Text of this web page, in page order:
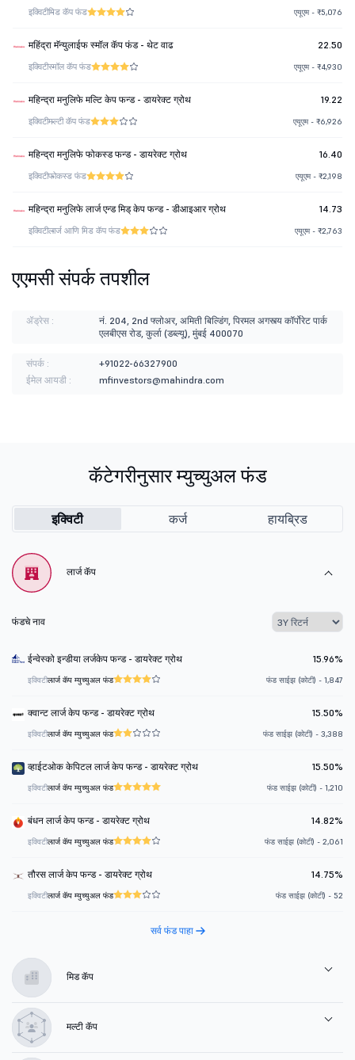
इक्विटीमिड कॅप फंड एयूएम - ₹5,076
महिंद्रा मॅन्युलाईफ स्मॉल कॅप फंड - थेट वाढ 22.50
इक्विटीस्मॉल कॅप फंड एयूएम - ₹4,930
महिन्द्रा मनुलिफे मल्टि केप फन्ड - डायरेक्ट ग्रोथ 19.22
इक्विटीमल्टी कॅप फंड एयूएम - ₹6,926
महिन्द्रा मनुलिफे फोकस्ड फन्ड - डायरेक्ट ग्रोथ 16.40
इक्विटीफोकस्ड फंड एयूएम - ₹2,198
महिन्द्रा मनुलिफे लार्ज एन्ड मिड् केप फन्ड - डीआइआर ग्रोथ 14.73
इक्विटीलार्ज आणि मिड कॅप फंड एयूएम - ₹2,763
एएमसी संपर्क तपशील
ॲड्रेस :
नं. 204, 2nd फ्लोअर, अमिती बिल्डिंग, पिरमल अगस्त्य कॉर्पोरेट पार्क
एलबीएस रोड, कुर्ला (डब्ल्यू), मुंबई 400070
संपर्क :
+91022-66327900
ईमेल आयडी :
mfinvestors@mahindra.com
कॅटेगरीनुसार म्युच्युअल फंड
इक्विटी कर्ज हायब्रिड
लार्ज कॅप
फंडचे नाव
ईन्वेस्को इन्डीया लर्जकेप फन्ड - डायरेक्ट ग्रोथ 15.96%
इक्विटीलार्ज कॅप म्युच्युअल फंड फंड साईझ (कोटी) - 1,847
क्वान्ट लार्ज केप फन्ड - डायरेक्ट ग्रोथ 15.50%
इक्विटीलार्ज कॅप म्युच्युअल फंड फंड साईझ (कोटी) - 3,388
व्हाईटओक केपिटल लार्ज केप फन्ड - डायरेक्ट ग्रोथ 15.50%
इक्विटीलार्ज कॅप म्युच्युअल फंड फंड साईझ (कोटी) - 1,210
बंधन लार्ज केप फन्ड - डायरेक्ट ग्रोथ 14.82%
इक्विटीलार्ज कॅप म्युच्युअल फंड फंड साईझ (कोटी) - 2,061
तौरस लार्ज केप फन्ड - डायरेक्ट ग्रोथ 14.75%
इक्विटीलार्ज कॅप म्युच्युअल फंड फंड साईझ (कोटी) - 52
सर्व फंड पाहा
मिड कॅप
मल्टी कॅप